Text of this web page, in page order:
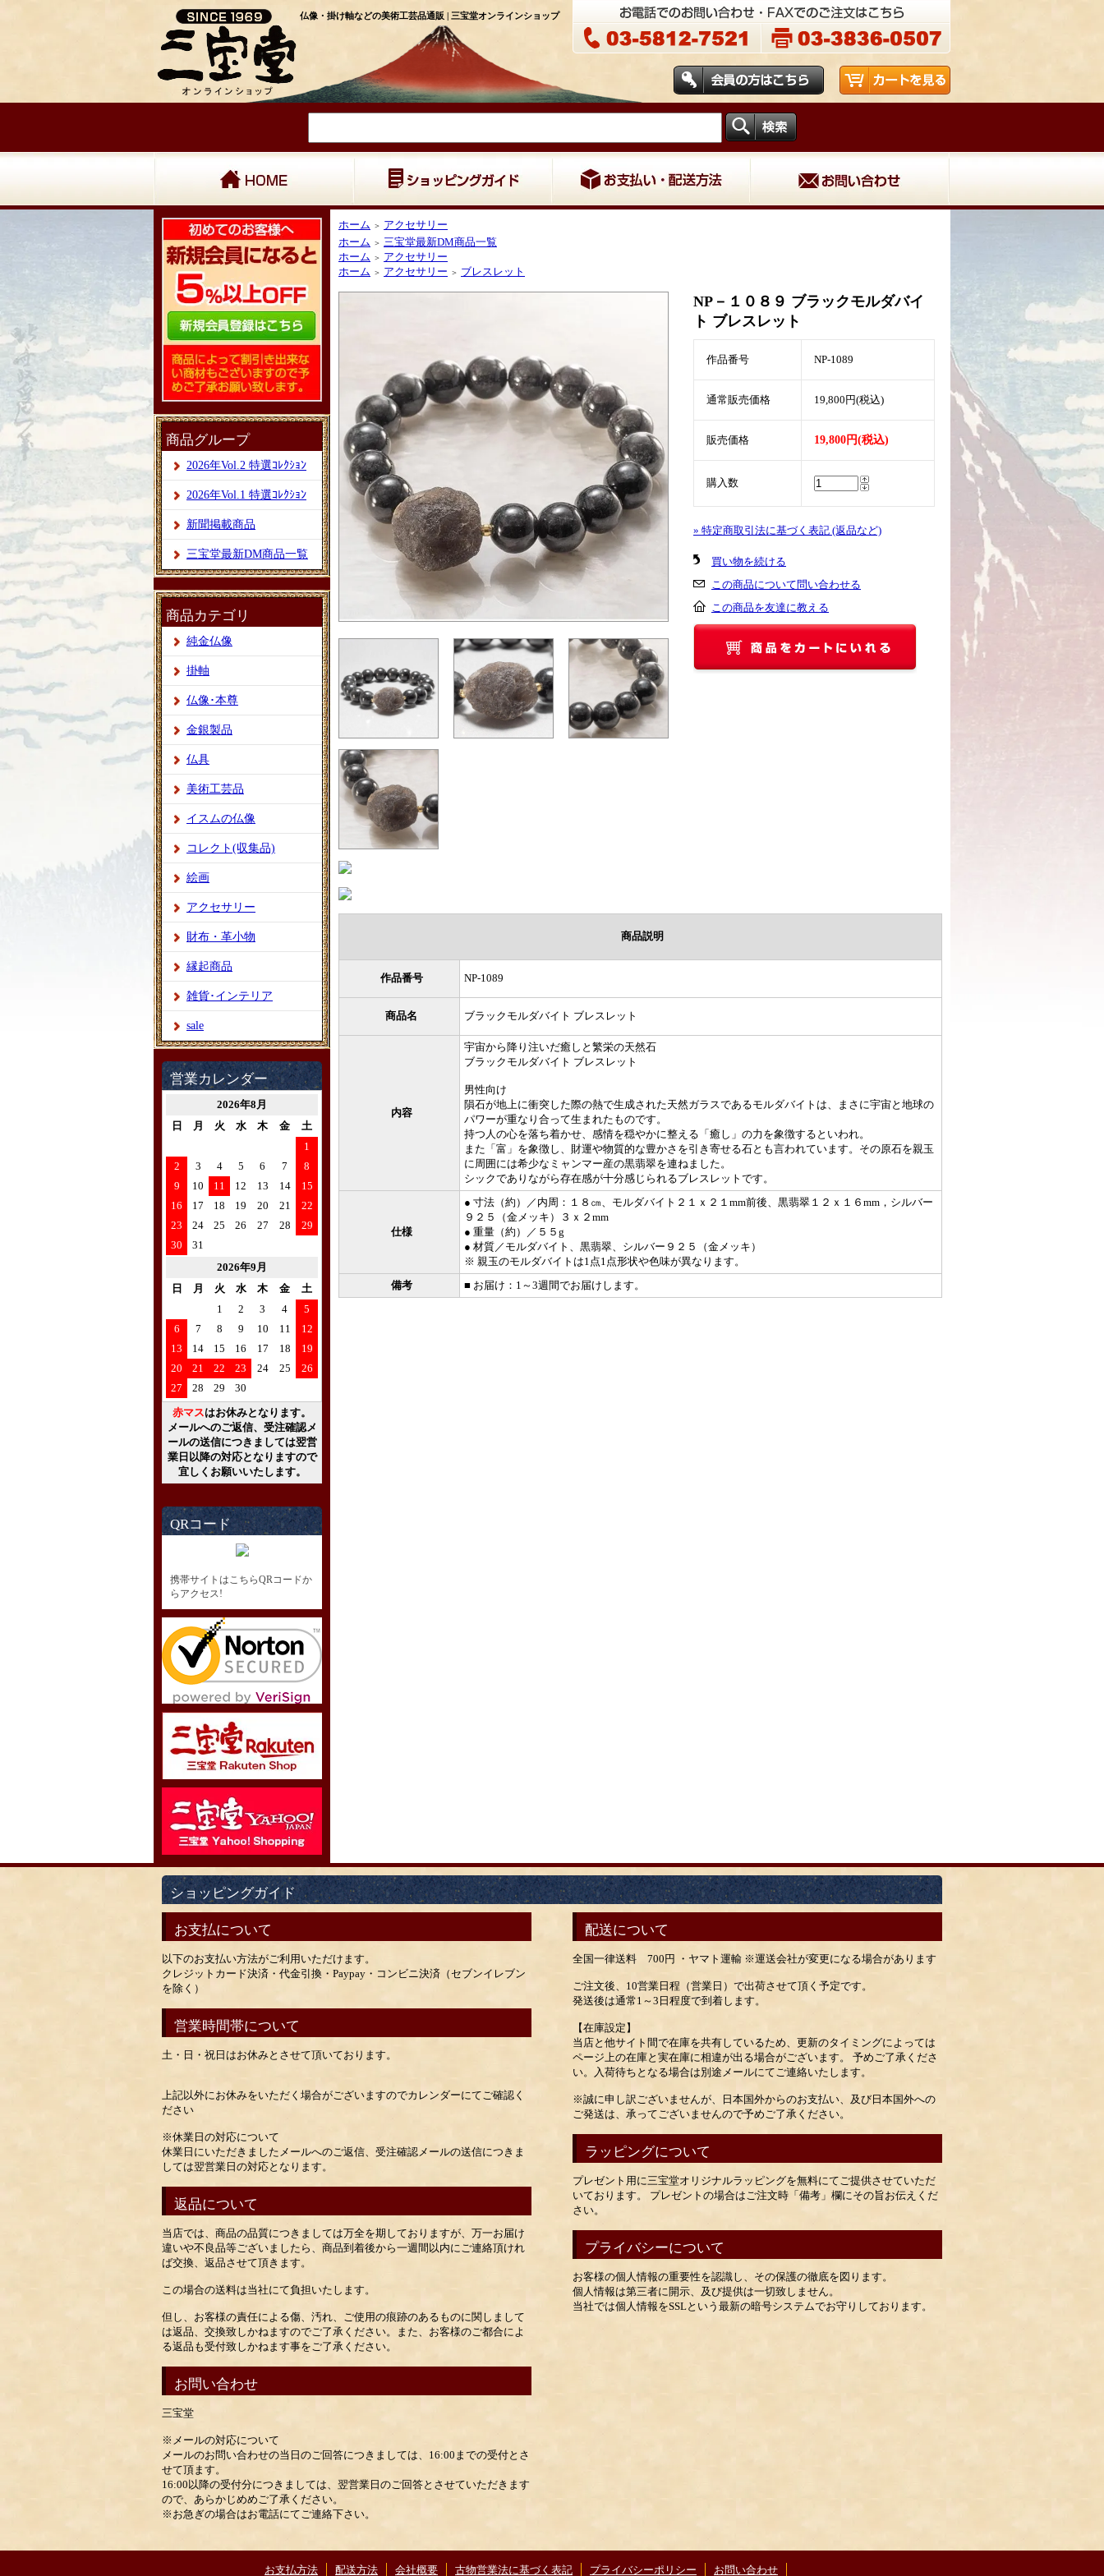
仏像・掛け軸などの美術工芸品通販 | 三宝堂オンラインショップ
商品グループ
2026年Vol.2 特選ｺﾚｸｼｮﾝ
2026年Vol.1 特選ｺﾚｸｼｮﾝ
新聞掲載商品
三宝堂最新DM商品一覧
商品カテゴリ
純金仏像
掛軸
仏像･本尊
金銀製品
仏具
美術工芸品
イスムの仏像
コレクト(収集品)
絵画
アクセサリー
財布・革小物
縁起商品
雑貨･インテリア
sale
営業カレンダー
2026年8月
日
月 火 水 木 金
土
1
2
3 4 5 6 7
8
9
10 11 12 13 14
15
16
17 18 19 20 21
22
23
24 25 26 27 28
29
30
31
2026年9月
日
月 火 水 木 金
土
1
2 3 4
5
6
7 8 9 10 11
12
13
14 15 16 17 18
19
20
21 22 23 24 25
26
27
28 29
30
赤マスはお休みとなります。
メールへのご返信、受注確認メ
ールの送信につきましては翌営
業日以降の対応となりますので
宜しくお願いいたします。
QRコード
携帯サイトはこちらQRコードか
らアクセス!
ホーム ＞ アクセサリー
ホーム ＞ 三宝堂最新DM商品一覧
ホーム ＞ アクセサリー
ホーム ＞ アクセサリー ＞ ブレスレット
NP－１０８９ ブラックモルダバイ
ト ブレスレット
作品番号 NP-1089
通常販売価格 19,800円(税込)
販売価格 19,800円(税込)
購入数
» 特定商取引法に基づく表記 (返品など)
買い物を続ける
この商品について問い合わせる
この商品を友達に教える
商品説明
作品番号 NP-1089
商品名 ブラックモルダバイト ブレスレット
内容
宇宙から降り注いだ癒しと繁栄の天然石
ブラックモルダバイト ブレスレット
男性向け
隕石が地上に衝突した際の熱で生成された天然ガラスであるモルダバイトは、まさに宇宙と地球の
パワーが重なり合って生まれたものです。
持つ人の心を落ち着かせ、感情を穏やかに整える「癒し」の力を象徴するといわれ。
また「富」を象徴し、財運や物質的な豊かさを引き寄せる石とも言われています。その原石を親玉
に周囲には希少なミャンマー産の黒翡翠を連ねました。
シックでありながら存在感が十分感じられるブレスレットです。
仕様
● 寸法（約）／内周：１８㎝、モルダバイト２１ｘ２１mm前後、黒翡翠１２ｘ１６mm，シルバー
９２５（金メッキ）３ｘ２mm
● 重量（約）／５５g
● 材質／モルダバイト、黒翡翠、シルバー９２５（金メッキ）
※ 親玉のモルダバイトは1点1点形状や色味が異なります。
備考
■ お届け：1～3週間でお届けします。
ショッピングガイド
お支払について
以下のお支払い方法がご利用いただけます。
クレジットカード決済・代金引換・Paypay・コンビニ決済（セブンイレブン
を除く）
営業時間帯について
土・日・祝日はお休みとさせて頂いております。
上記以外にお休みをいただく場合がございますのでカレンダーにてご確認く
ださい
※休業日の対応について
休業日にいただきましたメールへのご返信、受注確認メールの送信につきま
しては翌営業日の対応となります。
返品について
当店では、商品の品質につきましては万全を期しておりますが、万一お届け
違いや不良品等ございましたら、商品到着後から一週間以内にご連絡頂けれ
ば交換、返品させて頂きます。
この場合の送料は当社にて負担いたします。
但し、お客様の責任による傷、汚れ、ご使用の痕跡のあるものに関しまして
は返品、交換致しかねますのでご了承ください。また、お客様のご都合によ
る返品も受付致しかねます事をご了承ください。
お問い合わせ
三宝堂
※メールの対応について
メールのお問い合わせの当日のご回答につきましては、16:00までの受付とさ
せて頂ます。
16:00以降の受付分につきましては、翌営業日のご回答とさせていただきます
ので、あらかじめめご了承ください。
※お急ぎの場合はお電話にてご連絡下さい。
配送について
全国一律送料 700円 ・ヤマト運輸 ※運送会社が変更になる場合があります
ご注文後、10営業日程（営業日）で出荷させて頂く予定です。
発送後は通常1～3日程度で到着します。
【在庫設定】
当店と他サイト間で在庫を共有しているため、更新のタイミングによっては
ページ上の在庫と実在庫に相違が出る場合がございます。 予めご了承くださ
い。入荷待ちとなる場合は別途メールにてご連絡いたします。
※誠に申し訳ございませんが、日本国外からのお支払い、及び日本国外への
ご発送は、承ってございませんので予めご了承ください。
ラッピングについて
プレゼント用に三宝堂オリジナルラッピングを無料にてご提供させていただ
いております。 プレゼントの場合はご注文時「備考」欄にその旨お伝えくだ
さい。
プライバシーについて
お客様の個人情報の重要性を認識し、その保護の徹底を図ります。
個人情報は第三者に開示、及び提供は一切致しません。
当社では個人情報をSSLという最新の暗号システムでお守りしております。
お支払方法 配送方法 会社概要 古物営業法に基づく表記 プライバシーポリシー お問い合わせ